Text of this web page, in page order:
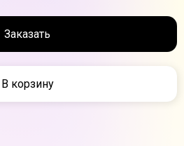
Заказать
В корзину